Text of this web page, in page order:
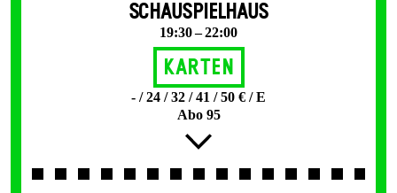
SCHAUSPIELHAUS
19:30 – 22:00
Karten
- / 24 / 32 / 41 / 50 € / E
Abo 95